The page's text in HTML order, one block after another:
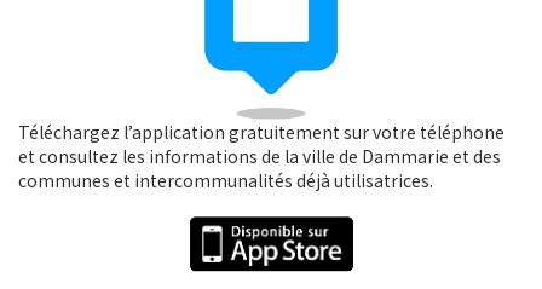
Téléchargez l’application gratuitement sur votre téléphone
et consultez les informations de la ville de Dammarie et des
communes et intercommunalités déjà utilisatrices.